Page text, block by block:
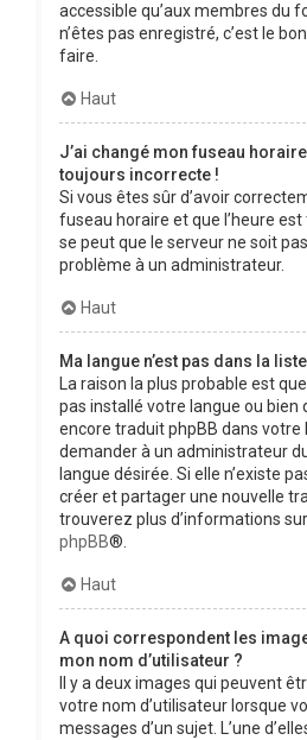
accessible qu’aux membres du
n’êtes pas enregistré, c’est le
faire.
Haut
J’ai changé mon fuseau
toujours incorrecte !
Si vous êtes sûr d’avoir
fuseau horaire et que l’heure est
se peut que le serveur ne soit
problème à un administrateur.
Haut
Ma langue n’est pas dans la
La raison la plus probable est
pas installé votre langue ou bien
encore traduit phpBB dans votre
demander à un administrateur
langue désirée. Si elle n’existe
créer et partager une nouvelle
trouverez plus d’informations
phpBB®.
Haut
A quoi correspondent les
mon nom d’utilisateur ?
Il y a deux images qui peuvent
votre nom d’utilisateur lorsque
messages d’un sujet. L’une